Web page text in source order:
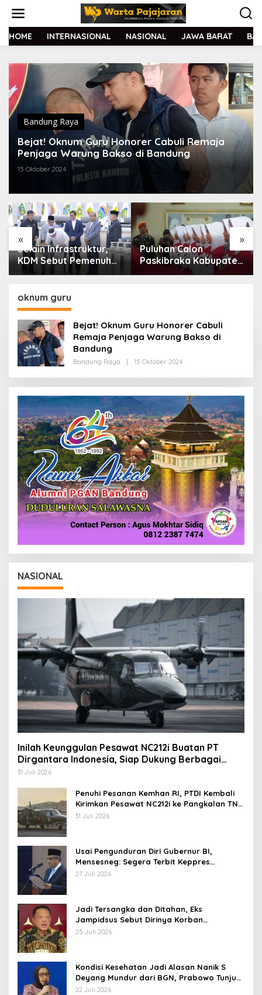
t
HOME INTERNASIONAL NASIONAL JAWA BARAT
Bandung Raya
Bejat! Oknum Guru Honorer Cabuli Remaja
Penjaga Warung Bakso di Bandung
15 Oktober 2024
« »
Selain Infrastruktur,
KDM Sebut Pemenuhan
Kebutuhan Dasar
Fokus APBD Jabar
2027
Puluhan Calon
Paskibraka Kabupaten
Bandung Mulai Ikuti
oknum guru
Bejat! Oknum Guru Honorer Cabuli
Remaja Penjaga Warung Bakso di
Bandung
Bandung Raya 15 Oktober 2024
E
H
R
D
K
S
I
NASIONAL
Inilah Keunggulan Pesawat NC212i Buatan PT
Dirgantara Indonesia, Siap Dukung Berbagai
Operasi TNI
31 Juli 2026
Penuhi Pesanan Kemhan RI, PTDI Kembali
Kirimkan Pesawat NC212i ke Pangkalan TNI
AU
31 Juli 2026
Usai Pengunduran Diri Gubernur BI,
Mensesneg: Segera Terbit Keppres
Pemberhentian dengan Hormat
27 Juli 2026
Jadi Tersangka dan Ditahan, Eks
Jampidsus Sebut Dirinya Korban
Kriminalisasi
25 Juli 2026
Kondisi Kesehatan Jadi Alasan Nanik S
Deyang Mundur dari BGN, Prabowo Tunjuk
Wamentan Sudaryono
22 Juli 2026